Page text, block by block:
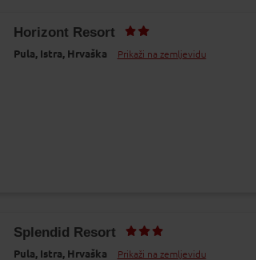
Horizont Resort
Pula, Istra, Hrvaška Prikaži na zemljevidu
Splendid Resort
Pula, Istra, Hrvaška Prikaži na zemljevidu